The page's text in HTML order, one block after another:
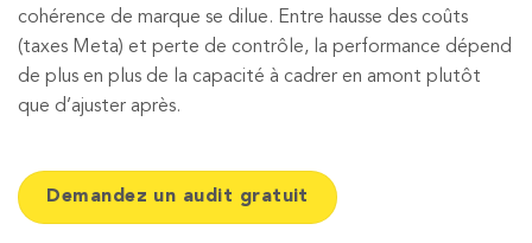
cohérence de marque se dilue. Entre hausse des coûts
(taxes Meta) et perte de contrôle, la performance dépend
de plus en plus de la capacité à cadrer en amont plutôt
que d’ajuster après.
Demandez un audit gratuit